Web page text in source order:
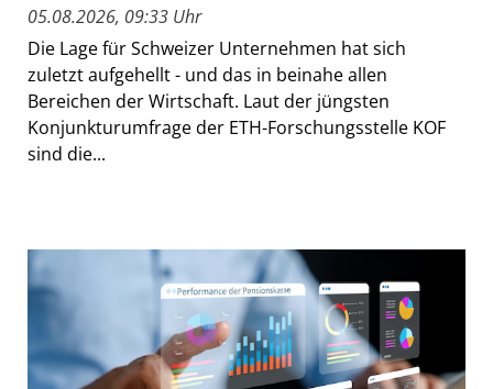
05.08.2026, 09:33 Uhr
Die Lage für Schweizer Unternehmen hat sich
zuletzt aufgehellt - und das in beinahe allen
Bereichen der Wirtschaft. Laut der jüngsten
Konjunkturumfrage der ETH-Forschungsstelle KOF
sind die...